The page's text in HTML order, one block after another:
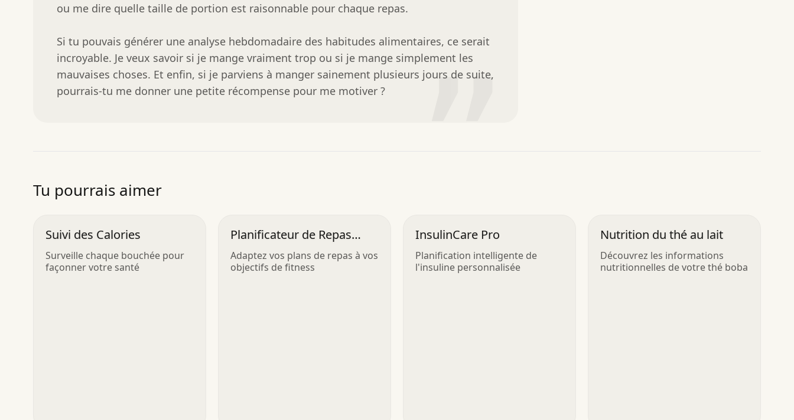
ou me dire quelle taille de portion est raisonnable pour chaque repas.
Si tu pouvais générer une analyse hebdomadaire des habitudes alimentaires, ce serait
incroyable. Je veux savoir si je mange vraiment trop ou si je mange simplement les
mauvaises choses. Et enfin, si je parviens à manger sainement plusieurs jours de suite,
pourrais-tu me donner une petite récompense pour me motiver ?
”
Tu pourrais aimer
Suivi des Calories
Surveille chaque bouchée pour
façonner votre santé
Planificateur de Repas
Macro
Adaptez vos plans de repas à vos
objectifs de fitness
InsulinCare Pro
Planification intelligente de
l'insuline personnalisée
Nutrition du thé au lait
Découvrez les informations
nutritionnelles de votre thé boba